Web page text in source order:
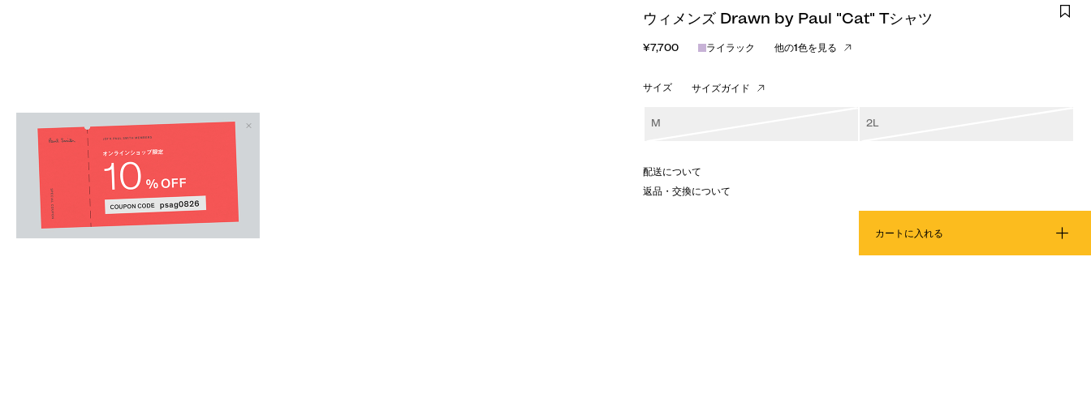
ウィメンズ Drawn by Paul "Cat" Tシャツ
¥7,700 ライラック 他の1色を見る
サイズ サイズガイド
M 2L
カートに入れる
配送について
返品・交換について